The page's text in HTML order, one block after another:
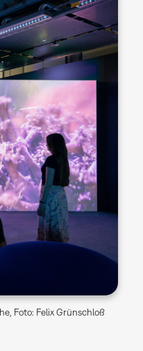
Foto: Felix Grünschloß